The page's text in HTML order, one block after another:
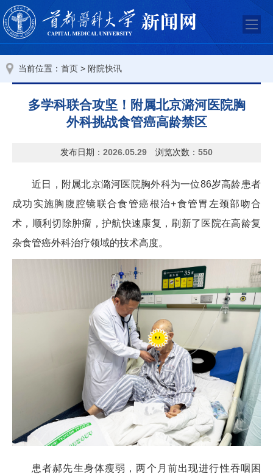
当前位置： 首页 > 附院快讯
多学科联合攻坚！附属北京潞河医院胸
外科挑战食管癌高龄禁区
发布日期： 2026.05.29 浏览次数： 550
近日，附属北京潞河医院胸外科为一位86岁高龄患者
成功实施胸腹腔镜联合食管癌根治+食管胃左颈部吻合
术，顺利切除肿瘤，护航快速康复，刷新了医院在高龄复
杂食管癌外科治疗领域的技术高度。
患者郝先生身体瘦弱，两个月前出现进行性吞咽困